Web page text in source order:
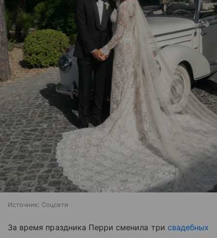
Источник: Соцсети
За время праздника Перри сменила три свадебных